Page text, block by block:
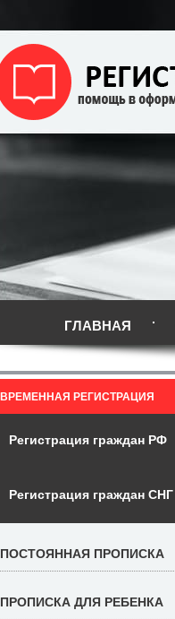
ГЛАВНАЯ
ВРЕМЕННАЯ РЕГИСТРАЦИЯ
Регистрация граждан РФ
Регистрация граждан СНГ
ПОСТОЯННАЯ ПРОПИСКА
ПРОПИСКА ДЛЯ РЕБЕНКА